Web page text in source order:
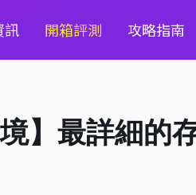
訊 開箱評測 攻略指南
境】最詳細